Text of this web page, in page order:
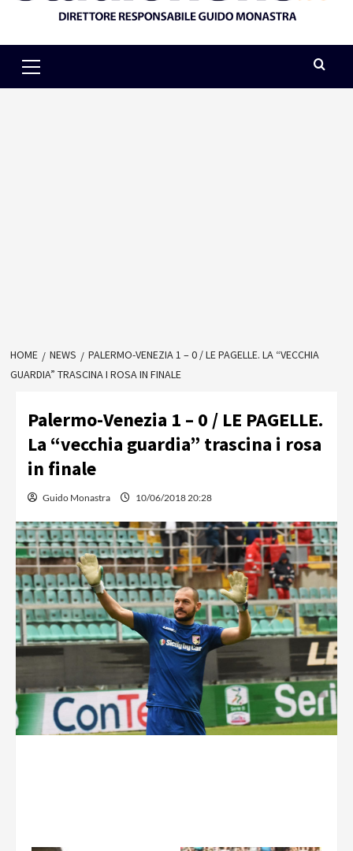
Menu
HOME NEWS
PALERMO-VENEZIA 1 – 0 / LE PAGELLE. LA “VECCHIA
GUARDIA” TRASCINA I ROSA IN FINALE
Palermo-Venezia 1 – 0 / LE PAGELLE.
La “vecchia guardia” trascina i rosa
in finale
Guido Monastra 10/06/2018 20:28